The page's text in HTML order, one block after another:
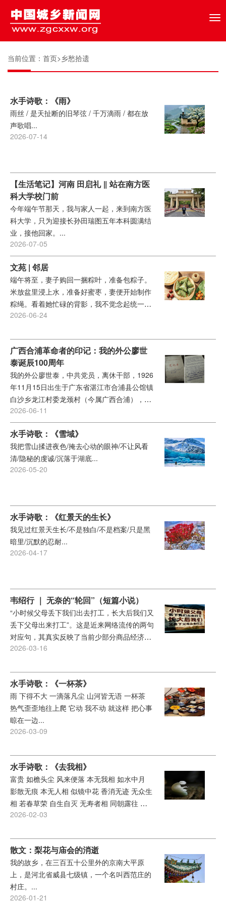
当前位置： 首页>乡愁拾遗
水手诗歌：《雨》
雨丝 / 是天扯断的旧琴弦 / 千万滴雨 / 都在放
声歌唱...
2026-07-14
【生活笔记】河南 田启礼 ‖ 站在南方医
科大学校门前
今年端午节那天，我与家人一起，来到南方医
科大学，只为迎接长孙田瑞图五年本科圆满结
业，接他回家。...
2026-07-05
文苑 | 邻居
端午将至，妻子购回一捆粽叶，准备包粽子。
米放盆里浸上水，准备好蜜枣，妻便开始制作
粽绳。看着她忙碌的背影，我不觉念起统一街
的老邻居们来。...
2026-06-24
广西合浦革命者的印记：我的外公廖世
泰诞辰100周年
我的外公廖世泰，中共党员，离休干部，1926
年11月15日出生于广东省湛江市合浦县公馆镇
白沙乡龙江村委龙颈村（今属广西合浦），
1946年1月参加革命工作，2006年2月1日于龙
颈村寿终正寝，享年80岁。今年，恰逢外公诞
辰一百周年。每当想起他那清瘦而坚毅的面
容、胸前口袋里别着的那支钢笔，以及他晚年
独自坐在外婆坟前喃喃低语的身影，我的眼眶
便不由湿润。这一百年，既是外公个人命运的
2026-06-11
水手诗歌：《雪域》
我把雪山揉进夜色/掩去心动的眼神/不让风看
清/隐秘的虔诚/沉落于湖底...
2026-05-20
水手诗歌：《红景天的生长》
我见过红景天生长/不是独白/不是档案/只是黑
暗里/沉默的忍耐...
2026-04-17
韦绍行 ｜ 无奈的“轮回”（短篇小说）
“小时候父母丢下我们出去打工，长大后我们又
丢下父母出来打工”。这是近来网络流传的两句
对应句，其真实反映了当前少部分商品经济欠
发达地区农村，依然存在的一道民生难题。本
庭父子两代人目前还在“无奈轮回”的困境，又
展现出党和政府在乡村振兴战略中，采取多项
措施促进这道难题逐步得到解决的光明前
景。...
2026-03-16
水手诗歌：《一杯茶》
雨 下得不大 一滴落凡尘 山河皆无语 一杯茶
热气歪歪地往上爬 它动 我不动 就这样 把心事
晾在一边...
2026-03-09
水手诗歌：《去我相》
富贵 如檐头尘 风来便落 本无我相 如水中月
影散无痕 本无人相 似镜中花 香消无迹 无众生
相 若春草荣 自生自灭 无寿者相 同朝露往 来
去如常...
2026-02-03
散文：梨花与庙会的消逝
我的故乡，在三百五十公里外的京南大平原
上，是河北省威县七级镇，一个名叫西范庄的
村庄。...
2026-01-21